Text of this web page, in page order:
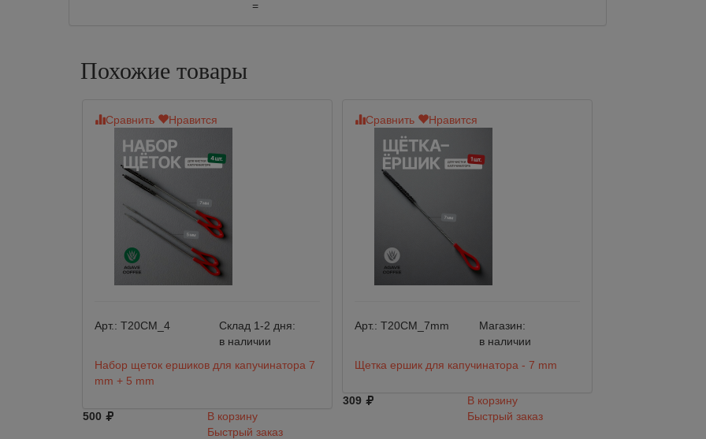
=
Похожие товары
Сравнить Нравится
Арт.: T20CM_4
Склад 1-2 дня:
в наличии
Набор щеток ершиков для капучинатора 7
mm + 5 mm
500
В корзину
Быстрый заказ
Сравнить Нравится
Арт.: T20CM_7mm
Магазин:
в наличии
Щетка ершик для капучинатора - 7 mm
309
В корзину
Быстрый заказ